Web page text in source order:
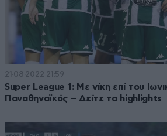
21·08·2022 21:59
Super League 1: Με νίκη επί του
Παναθηναϊκός – Δείτε τα highlights